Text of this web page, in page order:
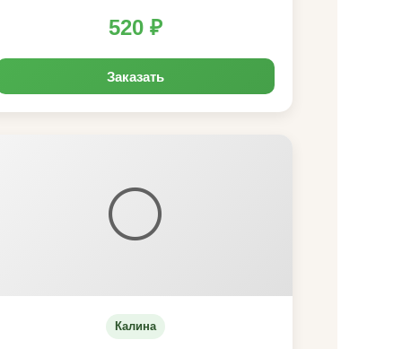
520 ₽
Заказать
⚪
Калина